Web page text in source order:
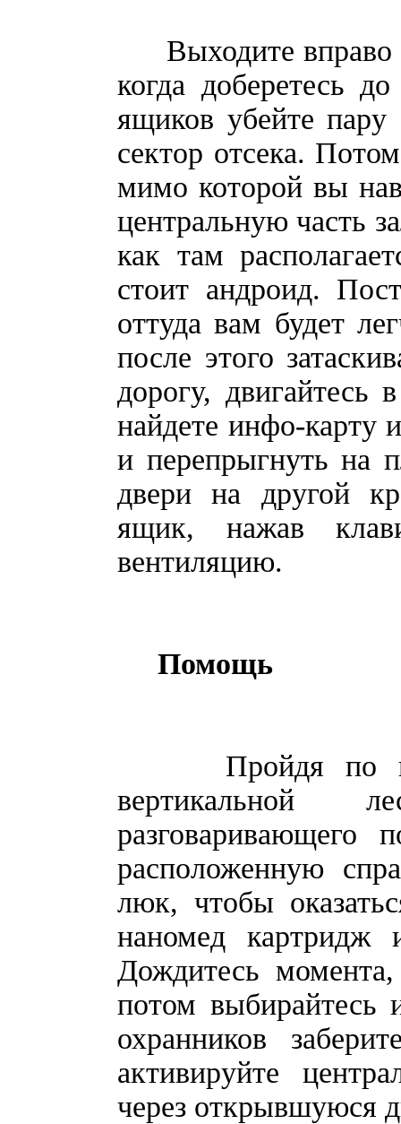
Выходите вправо
когда доберетесь
ящиков убейте пару
сектор отсека.
мимо которой вы
центральную часть
как там
стоит андроид.
оттуда вам будет
после этого
дорогу, двигайтесь
найдете инфо-карту
и перепрыгнуть на
двери на другой
ящик, нажав
вентиляцию.
Помощь
Пройдя по
вертикальной
разговаривающего
расположенную
люк, чтобы
наномед картридж
Дождитесь
потом выбирайтесь
охранников
активируйте
через открывшуюся